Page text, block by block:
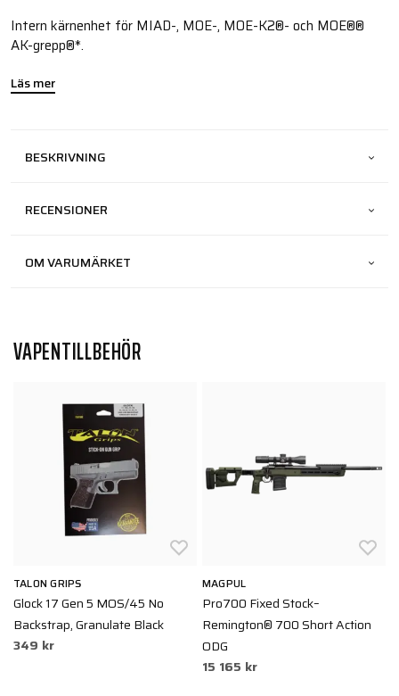
Intern kärnenhet för MIAD-, MOE-, MOE-K2®- och MOE®®
AK-grepp®*.
Läs mer
BESKRIVNING
RECENSIONER
OM VARUMÄRKET
VAPENTILLBEHÖR
TALON GRIPS
Glock 17 Gen 5 MOS/45 No
Backstrap, Granulate Black
349 kr
MAGPUL
Pro700 Fixed Stock–
Remington® 700 Short Action
ODG
15 165 kr